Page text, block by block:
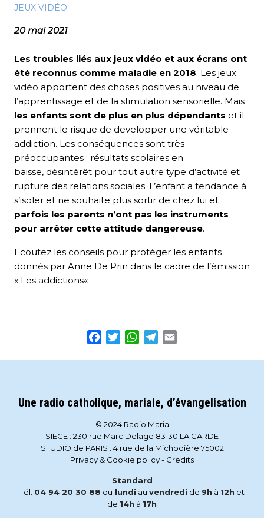
JEUX VIDÉO
20 mai 2021
Les troubles liés aux jeux vidéo et aux écrans ont
été reconnus comme maladie en 2018. Les jeux
vidéo apportent des choses positives au niveau de
l’apprentissage et de la stimulation sensorielle. Mais
les enfants sont de plus en plus dépendants et il
prennent le risque de developper une véritable
addiction. Les conséquences sont très
préoccupantes : résultats scolaires en
baisse, désintérêt pour tout autre type d’activité et
rupture des relations sociales. L’enfant a tendance à
s’isoler et ne souhaite plus sortir de chez lui et
parfois les parents n’ont pas les instruments
pour arrêter cette attitude dangereuse.
Ecoutez les conseils pour protéger les enfants
donnés par Anne De Prin dans le cadre de l’émission
« Les addictions« .
Facebook
TwitterWhatsApp
Telegram
Une radio catholique, mariale, d’évangelisation
© 2024 Radio Maria
SIEGE : 230 rue Marc Delage 83130 LA GARDE
STUDIO de PARIS : 4 rue de la Michodière 75002
Privacy & Cookie policy- Credits
Standard
Tél. 04 94 20 30 88 du lundi au vendredi de 9h à 12h et
de 14h à 17h